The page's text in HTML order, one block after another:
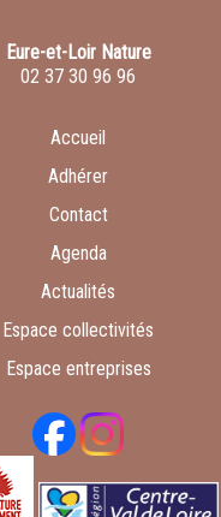
Eure-et-Loir Nature
02 37 30 96 96
Accueil
Adhérer
Contact
Agenda
Actualités
Espace collectivités
Espace entreprises